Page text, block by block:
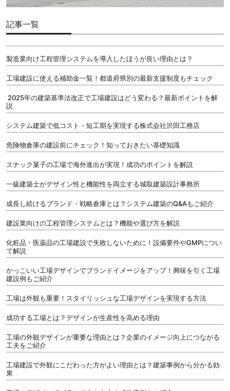
記事一覧
製造業向け工程管理システムを導入したほうが良い理由とは？
工場建設に使える補助金一覧！都道府県別の最新支援制度もチェック
2025年の建築基準法改正で工場建設はどう変わる？最新ポイントを解
説
システム建築で低コスト・短工期を実現する株式会社沢田工務店
危険物倉庫の建設前にチェック！知っておきたい基礎知識
スナック菓子の工場で海外進出が実現！成功のポイントを解説
一級建築士がデザイン性と機能性を両立する城取建築設計事務所
成長し続けるブランド・戦略倉庫とは？システム建築のQ&Aもご紹介
建設業向けの工程管理システムとは？機能や選び方を解説
化粧品・医薬品の工場建設で失敗しないために！設備要件やGMPについ
て解説
かっこいい工場デザインでブランドイメージをアップ！興味を引く工場
建設例もご紹介
工場は外観も重要！スタイリッシュな工場デザインを実現する方法
成功する工場とは？デザインが生産性を高める理由
工場の外観デザインが重要な理由とは？企業のイメージ向上につながる
工夫をご紹介
工場建設で外観にこだわった方がよい理由とは？建築事例から分かる効
果